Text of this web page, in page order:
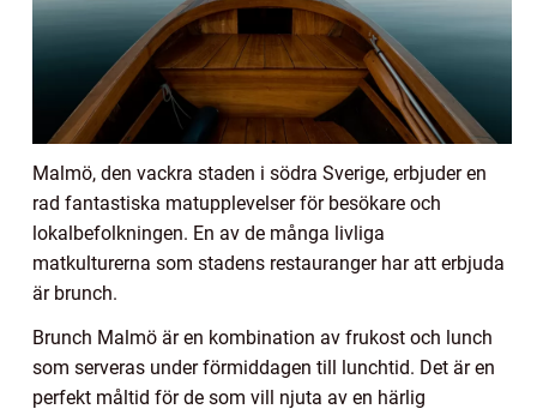
Malmö, den vackra staden i södra Sverige, erbjuder en
rad fantastiska matupplevelser för besökare och
lokalbefolkningen. En av de många livliga
matkulturerna som stadens restauranger har att erbjuda
är brunch.
Brunch Malmö är en kombination av frukost och lunch
som serveras under förmiddagen till lunchtid. Det är en
perfekt måltid för de som vill njuta av en härlig